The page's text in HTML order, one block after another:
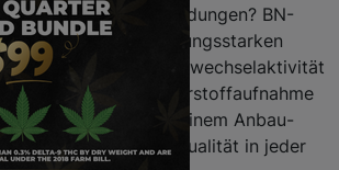
komplizierte Anwendungen? BN-
liefert dir einen leistungsstarken
der die natürliche Stoffwechselaktivität
stärkt und die Nährstoffaufnahme
Produkt passt sich deinem Anbau-
dir, Konsistenz und Qualität in jeder